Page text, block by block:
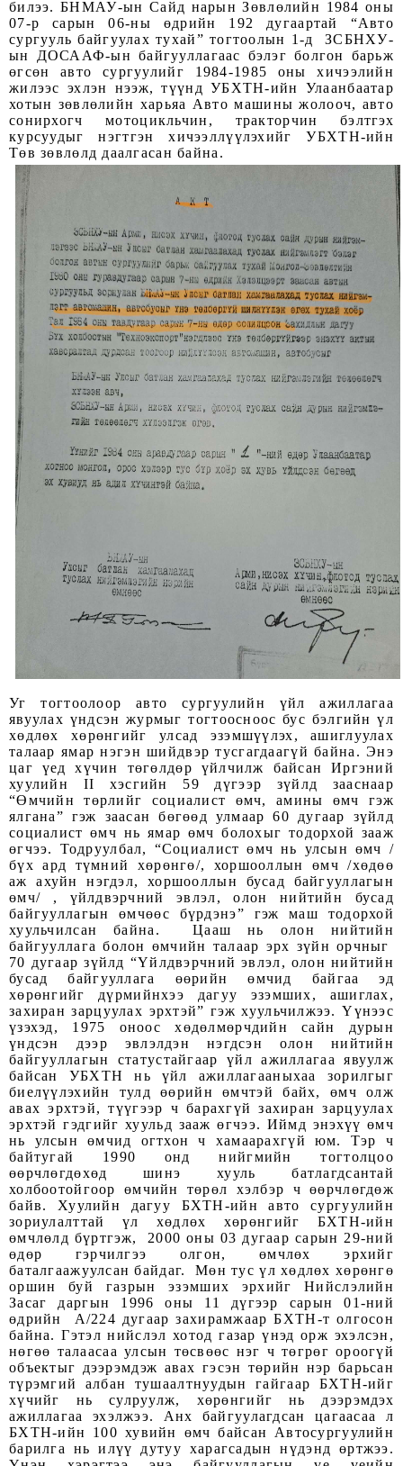
билээ. БНМАУ-ын Сайд нарын Зөвлөлийн 1984 оны
07-р сарын 06-ны өдрийн 192 дугаартай “Авто
сургууль байгуулах тухай” тогтоолын 1-д ЗСБНХУ-
ын ДОСААФ-ын байгууллагаас бэлэг болгон барьж
өгсөн авто сургуулийг 1984-1985 оны хичээлийн
жилээс эхлэн нээж, түүнд УБХТН-ийн Улаанбаатар
хотын зөвлөлийн харьяа Авто машины жолооч, авто
сонирхогч мотоцикльчин, тракторчин бэлтгэх
курсуудыг нэгтгэн хичээллүүлэхийг УБХТН-ийн
Төв зөвлөлд даалгасан байна.
Уг тогтоолоор авто сургуулийн үйл ажиллагаа
явуулах үндсэн журмыг тогтоосноос бус бэлгийн үл
хөдлөх хөрөнгийг улсад эзэмшүүлэх, ашиглуулах
талаар ямар нэгэн шийдвэр тусгагдаагүй байна. Энэ
цаг үед хүчин төгөлдөр үйлчилж байсан Иргэний
хуулийн II хэсгийн 59 дүгээр зүйлд зааснаар
“Өмчийн төрлийг социалист өмч, амины өмч гэж
ялгана” гэж заасан бөгөөд улмаар 60 дугаар зүйлд
социалист өмч нь ямар өмч болохыг тодорхой зааж
өгчээ. Тодруулбал, “Социалист өмч нь улсын өмч /
бүх ард түмний хөрөнгө/, хоршооллын өмч /хөдөө
аж ахуйн нэгдэл, хоршооллын бусад байгууллагын
өмч/ , үйлдвэрчний эвлэл, олон нийтийн бусад
байгууллагын өмчөөс бүрдэнэ” гэж маш тодорхой
хуульчилсан байна. Цааш нь олон нийтийн
байгууллага болон өмчийн талаар эрх зүйн орчныг
70 дугаар зүйлд “Үйлдвэрчний эвлэл, олон нийтийн
бусад байгууллага өөрийн өмчид байгаа эд
хөрөнгийг дүрмийнхээ дагуу эзэмших, ашиглах,
захиран зарцуулах эрхтэй” гэж хуульчилжээ. Үүнээс
үзэхэд, 1975 оноос хөдөлмөрчдийн сайн дурын
үндсэн дээр эвлэлдэн нэгдсэн олон нийтийн
байгууллагын статустайгаар үйл ажиллагаа явуулж
байсан УБХТН нь үйл ажиллагааныхаа зорилгыг
биелүүлэхийн тулд өөрийн өмчтэй байх, өмч олж
авах эрхтэй, түүгээр ч барахгүй захиран зарцуулах
эрхтэй гэдгийг хуульд зааж өгчээ. Иймд энэхүү өмч
нь улсын өмчид огтхон ч хамаарахгүй юм. Тэр ч
байтугай 1990 онд нийгмийн тогтолцоо
өөрчлөгдөхөд шинэ хууль батлагдсантай
холбоотойгоор өмчийн төрөл хэлбэр ч өөрчлөгдөж
байв. Хуулийн дагуу БХТН-ийн авто сургуулийн
зориулалттай үл хөдлөх хөрөнгийг БХТН-ийн
өмчлөлд бүртгэж, 2000 оны 03 дугаар сарын 29-ний
өдөр гэрчилгээ олгон, өмчлөх эрхийг
баталгаажуулсан байдаг. Мөн тус үл хөдлөх хөрөнгө
оршин буй газрын эзэмших эрхийг Нийслэлийн
Засаг даргын 1996 оны 11 дүгээр сарын 01-ний
өдрийн A/224 дугаар захирамжаар БХТН-т олгосон
байна. Гэтэл нийслэл хотод газар үнэд орж эхэлсэн,
нөгөө талаасаа улсын төсвөөс нэг ч төгрөг ороогүй
объектыг дээрэмдэж авах гэсэн төрийн нэр барьсан
түрэмгий албан тушаалтнуудын гайгаар БХТН-ийг
хүчийг нь сулруулж, хөрөнгийг нь дээрэмдэх
ажиллагаа эхэлжээ. Анх байгуулагдсан цагаасаа л
БХТН-ийн 100 хувийн өмч байсан Автосургуулийн
барилга нь илүү дутуу харагсадын нүдэнд өртжээ.